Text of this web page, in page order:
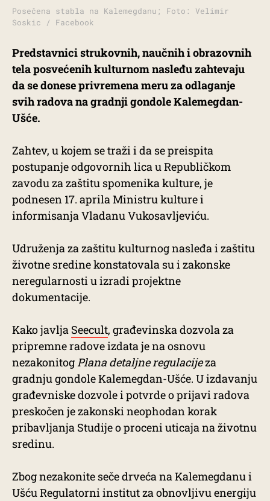
Posečena stabla na Kalemegdanu; Foto: Velimir
Soskic / Facebook
Predstavnici strukovnih, naučnih i obrazovnih
tela posvećenih kulturnom nasleđu zahtevaju
da se donese privremena meru za odlaganje
svih radova na gradnji gondole Kalemegdan-
Ušće.
Zahtev, u kojem se traži i da se preispita
postupanje odgovornih lica u Republičkom
zavodu za zaštitu spomenika kulture, je
podnesen 17. aprila Ministru kulture i
informisanja Vladanu Vukosavljeviću.
Udruženja za zaštitu kulturnog nasleđa i zaštitu
životne sredine konstatovala su i zakonske
neregularnosti u izradi projektne
dokumentacije.
Kako javlja Seecult, građevinska dozvola za
pripremne radove izdata je na osnovu
nezakonitogPlana detaljne regulacijeza
gradnju gondole Kalemegdan-Ušće. U izdavanju
građevniske dozvole i potvrde o prijavi radova
preskočen je zakonski neophodan korak
pribavljanja Studije o proceni uticaja na životnu
sredinu.
Zbog nezakonite seče drveća na Kalemegdanu i
Ušću Regulatorni institut za obnovljivu energiju